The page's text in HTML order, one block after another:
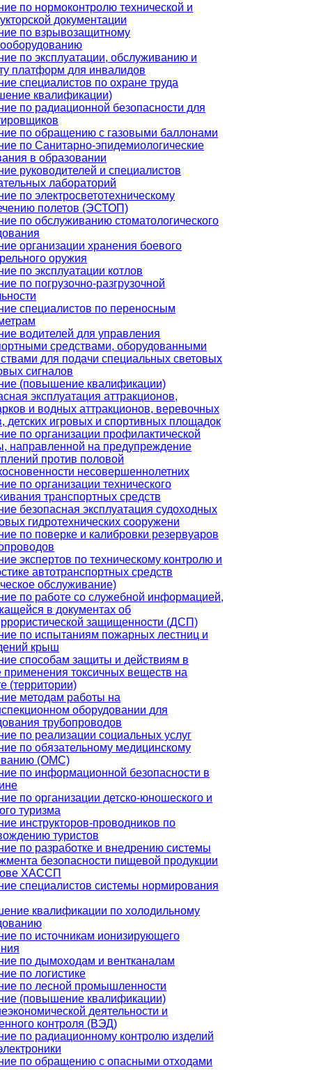
по нормоконтролю технической и
документации
по взрывозащитному
по эксплуатации, обслуживанию и
платформ для инвалидов
специалистов по охране труда
квалификации)
по радиационной безопасности для
по обращению с газовыми баллонами
по Санитарно-эпидемиологические
в образовании
руководителей и специалистов
лабораторий
по электросветотехническому
полетов (ЭСТОП)
по обслуживанию стоматологического
организации хранения боевого
оружия
по эксплуатации котлов
по погрузочно-разгрузочной
специалистов по переносным
водителей для управления
средствами, оборудованными
для подачи специальных световых
сигналов
(повышение квалификации)
эксплуатация аттракционов,
и водных аттракционов, веревочных
детских игровых и спортивных площадок
по организации профилактической
направленной на предупреждение
против половой
несовершеннолетних
по организации технического
транспортных средств
безопасная эксплуатация судоходных
гидротехнических сооружени
по поверке и калибровки резервуаров
экспертов по техническому контролю и
автотранспортных средств
обслуживание)
по работе со служебной информацией,
в документах об
защищенности (ДСП)
по испытаниям пожарных лестниц и
крыш
способам защиты и действиям в
применения токсичных веществ на
(территории)
методам работы на
оборудовании для
трубопроводов
по реализации социальных услуг
по обязательному медицинскому
(ОМС)
по информационной безопасности в
по организации детско-юношеского и
туризма
инструкторов-проводников по
туристов
по разработке и внедрению системы
безопасности пищевой продукции
ХАССП
специалистов системы нормирования
квалификации по холодильному
по источникам ионизирующего
по дымоходам и вентканалам
по логистике
по лесной промышленности
(повышение квалификации)
деятельности и
контроля (ВЭД)
по радиационному контролю изделий
по обращению с опасными отходами